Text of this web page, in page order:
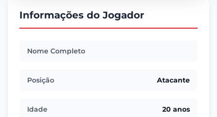
Informações do Jogador
Nome Completo
Posição Atacante
Idade 20 anos